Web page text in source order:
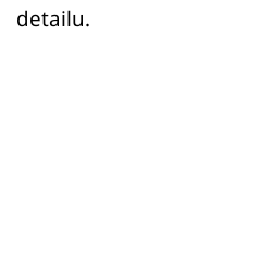
detailu.